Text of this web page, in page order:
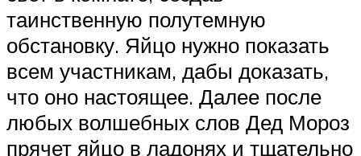
таинственную полутемную
обстановку. Яйцо нужно показать
всем участникам, дабы доказать,
что оно настоящее. Далее после
любых волшебных слов Дед Мороз
прячет яйцо в ладонях и тщательно